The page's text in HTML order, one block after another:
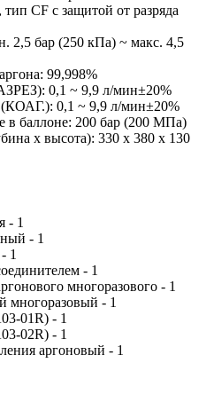
CF с защитой от разряда
2,5 бар (250 кПа) ~ макс. 4,5
99,998%
0,1 ~ 9,9 л/мин±20%
(КОАГ.): 0,1 ~ 9,9 л/мин±20%
в баллоне: 200 бар (200 МПа)
х высота): 330 x 380 x 130
- 1
- 1
1
- 1
многоразового - 1
многоразовый - 1
01R) - 1
02R) - 1
аргоновый - 1